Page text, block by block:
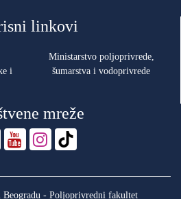
linkovi
i
Ministarstvo poljoprivrede,
šumarstva i vodoprivrede
mreže
- Poljoprivredni fakultet